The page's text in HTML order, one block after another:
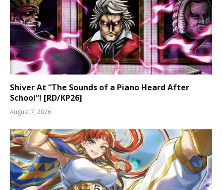
Shiver At “The Sounds of a Piano Heard After
School”! [RD/KP26]
August 7, 2026